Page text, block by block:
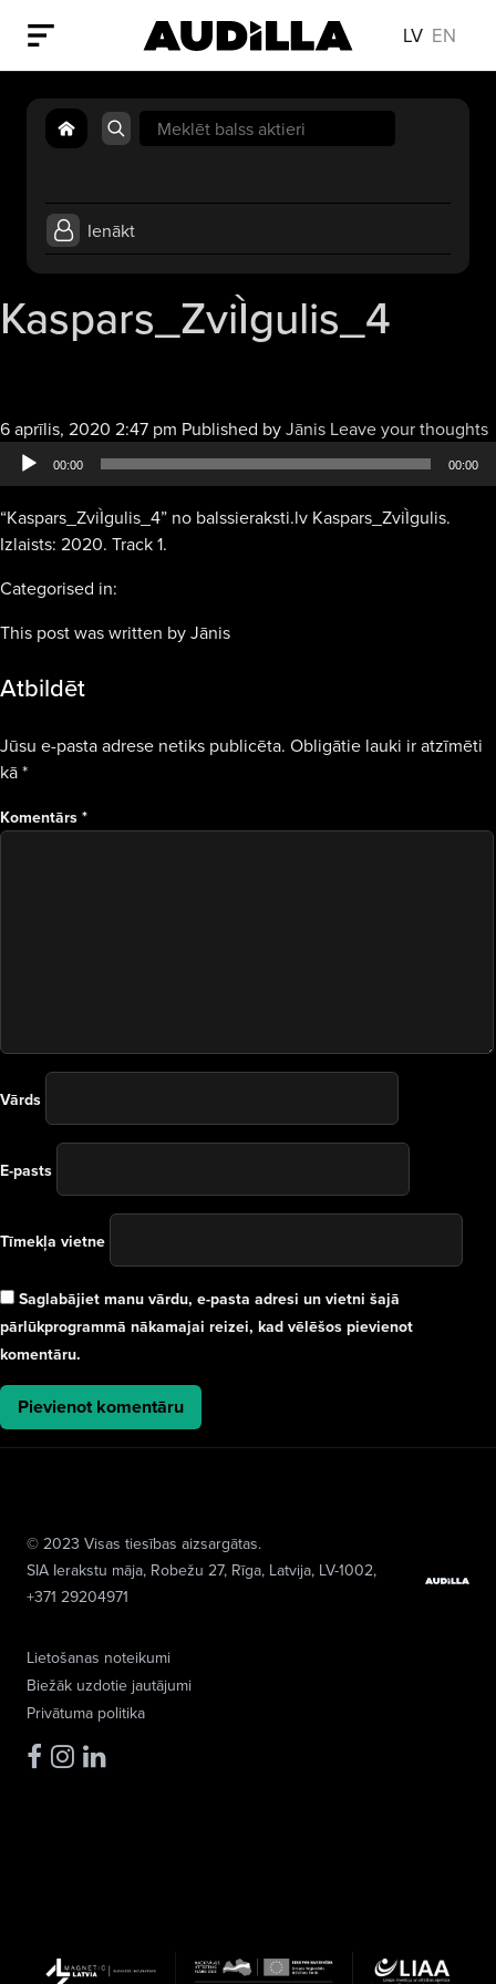
LV EN
Search
for:
Ienākt
Kaspars_ZviÌgulis_4
6 aprīlis, 2020 2:47 pm Published byJānis Leave your thoughts
00:00 00:00
“Kaspars_ZviÌgulis_4” no balssieraksti.lv Kaspars_ZviÌgulis.
Izlaists: 2020. Track 1.
Categorised in:
This post was written by Jānis
Atbildēt
Jūsu e-pasta adrese netiks publicēta. Obligātie lauki ir atzīmēti
kā*
Komentārs *
Vārds
E-pasts
Tīmekļa vietne
Saglabājiet manu vārdu, e-pasta adresi un vietni šajā
pārlūkprogrammā nākamajai reizei, kad vēlēšos pievienot
komentāru.
Lietošanas noteikumi
Biežāk uzdotie jautājumi
Privātuma politika
© 2023 Visas tiesības aizsargātas.
SIA Ierakstu māja, Robežu 27, Rīga, Latvija, LV-1002,
+371 29204971